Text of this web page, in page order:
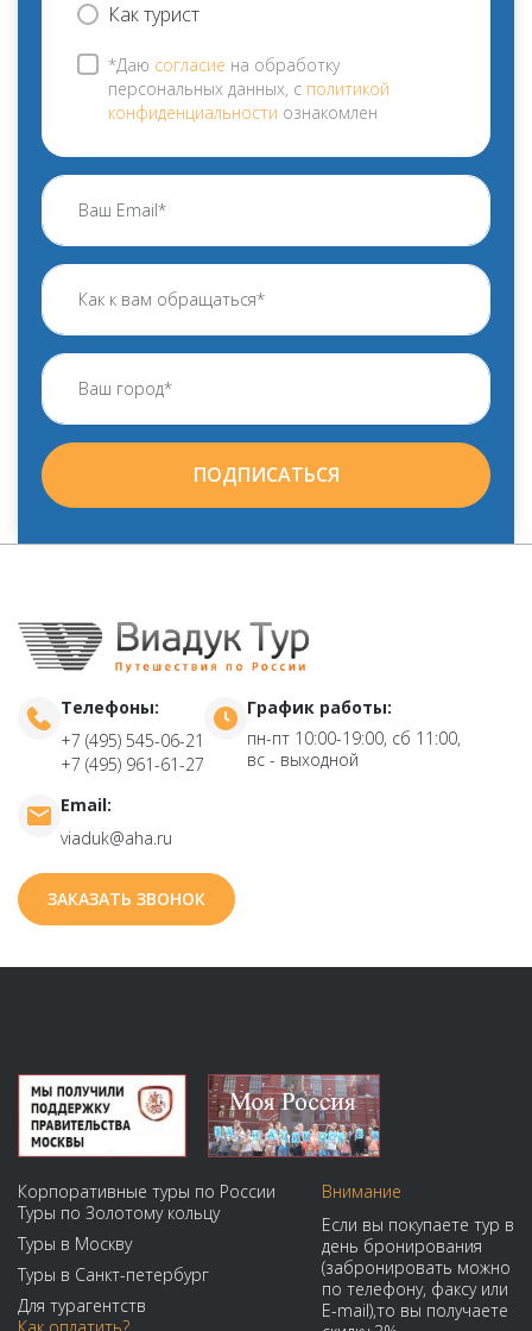
Как турист
*Даю согласие на обработку
персональных данных, с политикой
конфиденциальности ознакомлен
ПОДПИСАТЬСЯ
Телефоны:
+7 (495) 545-06-21
+7 (495) 961-61-27
График работы:
пн-пт 10:00-19:00, сб 11:00,
вс - выходной
Email:
viaduk@aha.ru
ЗАКАЗАТЬ ЗВОНОК
Корпоративные туры по России
Туры по Золотому кольцу
Туры в Москву
Туры в Санкт-петербург
Для турагентств
Как оплатить?
Внимание
Если вы покупаете тур в
день бронирования
(забронировать можно
по телефону, факсу или
E-mail),то вы получаете